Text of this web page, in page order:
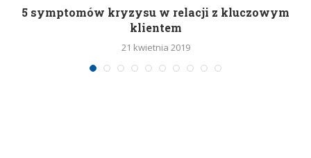
5 symptomów kryzysu w relacji z kluczowym
klientem
21 kwietnia 2019